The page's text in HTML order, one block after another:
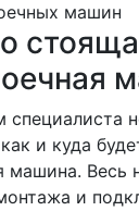
машин
специалиста
и куда
машина. Весь
и